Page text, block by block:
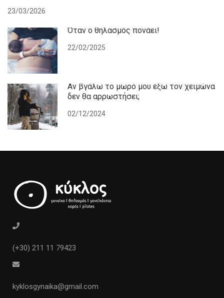
23/03/2026
Όταν ο θηλασμός πονάει!
22/02/2025
Αν βγάλω το μωρό μου έξω τον χειμώνα
δεν θα αρρωστήσει;
02/12/2024
(+30) 211 11 79423
kyklosgynaika@gmail.com